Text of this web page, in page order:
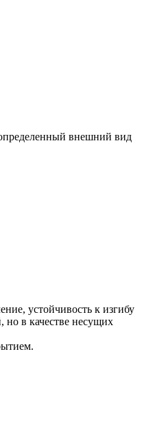
внешний вид
устойчивость к изгибу
но в качестве несущих